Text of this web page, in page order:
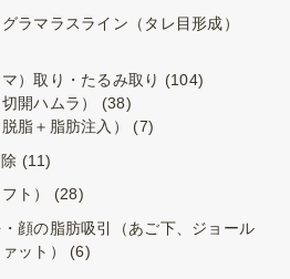
ラマラスライン（タレ目形成）
）取り・たるみ取り (104)
開ハムラ）
(38)
脂＋脂肪注入）
(7)
(11)
ト）
(28)
顔の脂肪吸引（あご下、ジョール
ット）
(6)